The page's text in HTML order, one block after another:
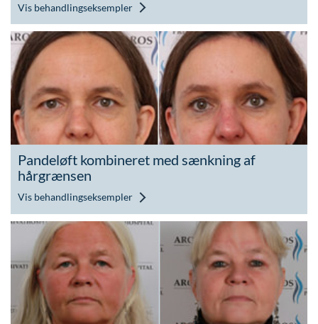
Vis behandlingseksempler
Pandeløft kombineret med sænkning af
hårgrænsen
Vis behandlingseksempler